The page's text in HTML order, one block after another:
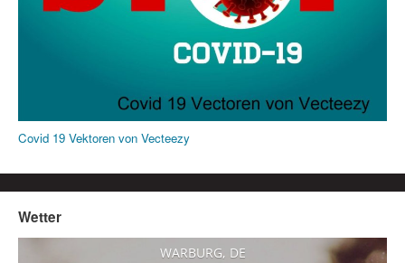
Covid 19 Vektoren von Vecteezy
Wetter
WARBURG, DE